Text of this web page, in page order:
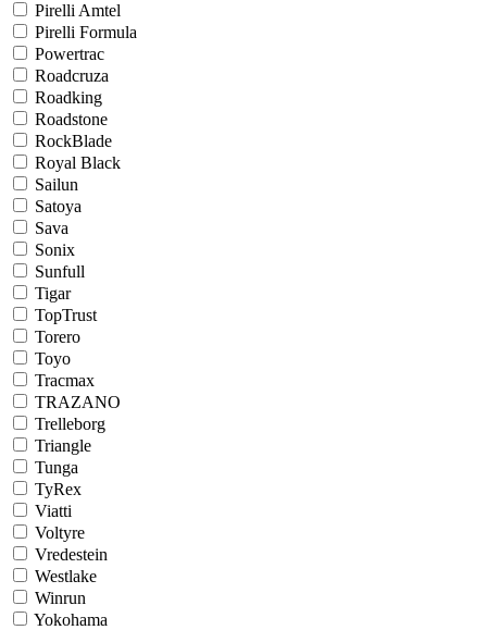
Pirelli Amtel
Pirelli Formula
Powertrac
Roadcruza
Roadking
Roadstone
RockBlade
Royal Black
Sailun
Satoya
Sava
Sonix
Sunfull
Tigar
TopTrust
Torero
Toyo
Tracmax
TRAZANO
Trelleborg
Triangle
Tunga
TyRex
Viatti
Voltyre
Vredestein
Westlake
Winrun
Yokohama